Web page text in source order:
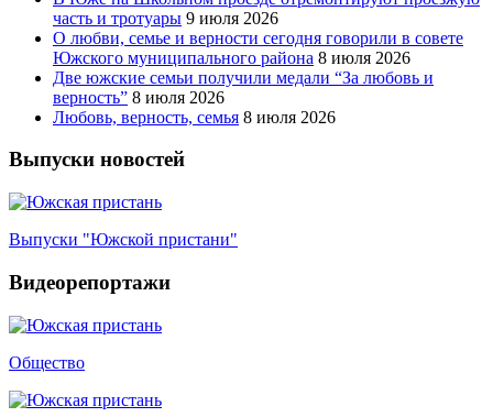
часть и тротуары 9 июля 2026
О любви, семье и верности сегодня говорили в совете
Южского муниципального района 8 июля 2026
Две южские семьи получили медали “За любовь и
верность” 8 июля 2026
Любовь, верность, семья 8 июля 2026
Выпуски новостей
Выпуски "Южской пристани"
Видеорепортажи
Общество